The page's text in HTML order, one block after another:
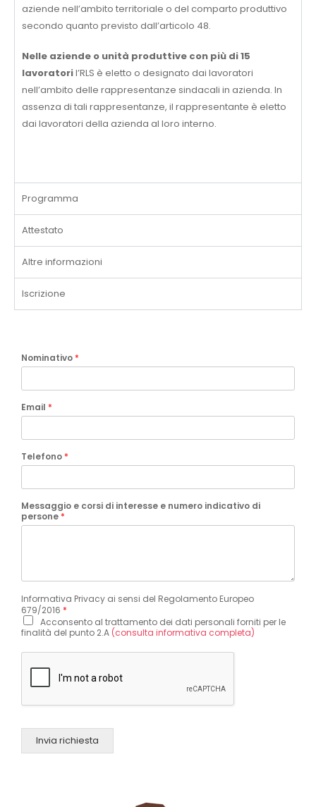
aziende nell’ambito territoriale o del comparto produttivo
secondo quanto previsto dall’articolo 48.
Nelle aziende o unità produttive con più di 15
lavoratoril’RLS è eletto o designato dai lavoratori
nell’ambito delle rappresentanze sindacali in azienda. In
assenza di tali rappresentanze, il rappresentante è eletto
dai lavoratori della azienda al loro interno.
Programma
Attestato
Altre informazioni
Iscrizione
Nominativo *
Email *
Telefono *
Messaggio e corsi di interesse e numero indicativo di
persone *
Informativa Privacy ai sensi del Regolamento Europeo
679/2016 *
Acconsento al trattamento dei dati personali forniti per le
finalità del punto 2.A (consulta informativa completa)
Invia richiesta